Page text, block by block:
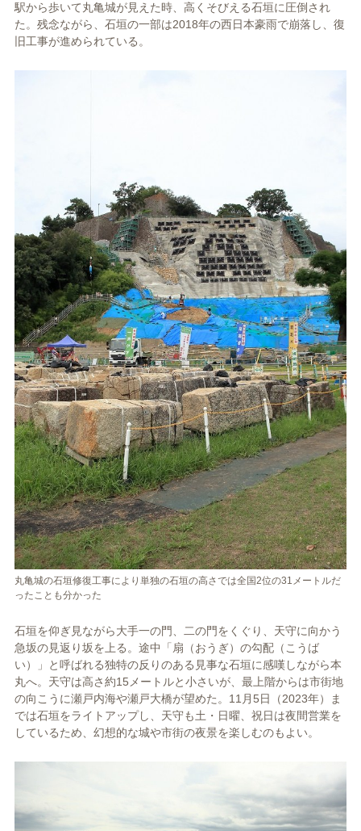
駅から歩いて丸亀城が見えた時、高くそびえる石垣に圧倒され
た。残念ながら、石垣の一部は2018年の西日本豪雨で崩落し、復
旧工事が進められている。
丸亀城の石垣修復工事により単独の石垣の高さでは全国2位の31メートルだ
ったことも分かった
石垣を仰ぎ見ながら大手一の門、二の門をくぐり、天守に向かう
急坂の見返り坂を上る。途中「扇（おうぎ）の勾配（こうば
い）」と呼ばれる独特の反りのある見事な石垣に感嘆しながら本
丸へ。天守は高さ約15メートルと小さいが、最上階からは市街地
の向こうに瀬戸内海や瀬戸大橋が望めた。11月5日（2023年）ま
では石垣をライトアップし、天守も土・日曜、祝日は夜間営業を
しているため、幻想的な城や市街の夜景を楽しむのもよい。